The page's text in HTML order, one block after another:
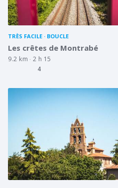
TRÈS FACILE BOUCLE
Les crêtes de Montrabé
9.2 km
2 h 15
4